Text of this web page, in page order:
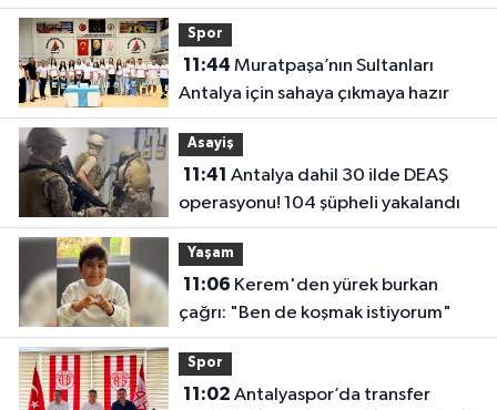
onayımız olmadan gidemez”
Spor
11:44
Antalya için sahaya çıkmaya hazır
Asayiş
11:41
operasyonu! 104 şüpheli yakalandı
Yaşam
11:06
çağrı: "Ben de koşmak istiyorum"
Spor
11:02